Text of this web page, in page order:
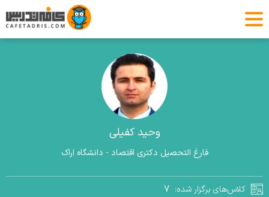
وحید کفیلی
فارغ التحصیل دکتری اقتصاد - دانشگاه اراک
کلاس‌های برگزار شده: ۷